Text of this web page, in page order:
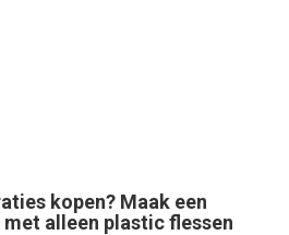
kopen? Maak een
alleen plastic flessen